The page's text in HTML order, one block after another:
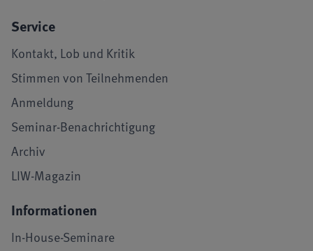
Service
Kontakt, Lob und Kritik
Stimmen von Teilnehmenden
Anmeldung
Seminar-Benachrichtigung
Archiv
LIW-Magazin
Informationen
In-House-Seminare